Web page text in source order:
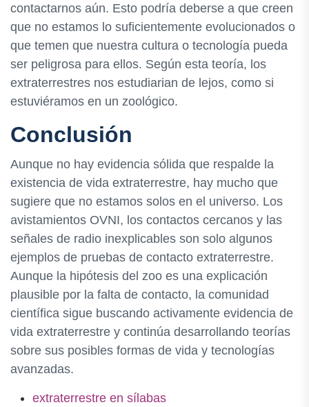
contactarnos aún. Esto podría deberse a que creen
que no estamos lo suficientemente evolucionados o
que temen que nuestra cultura o tecnología pueda
ser peligrosa para ellos. Según esta teoría, los
extraterrestres nos estudiarian de lejos, como si
estuviéramos en un zoológico.
Conclusión
Aunque no hay evidencia sólida que respalde la
existencia de vida extraterrestre, hay mucho que
sugiere que no estamos solos en el universo. Los
avistamientos OVNI, los contactos cercanos y las
señales de radio inexplicables son solo algunos
ejemplos de pruebas de contacto extraterrestre.
Aunque la hipótesis del zoo es una explicación
plausible por la falta de contacto, la comunidad
científica sigue buscando activamente evidencia de
vida extraterrestre y continúa desarrollando teorías
sobre sus posibles formas de vida y tecnologías
avanzadas.
extraterrestre en sílabas